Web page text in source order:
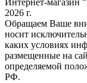
Интернет-магазин
2026 г.
Обращаем Ваше
носит
каких условиях
размещенные на
определяемой
РФ.